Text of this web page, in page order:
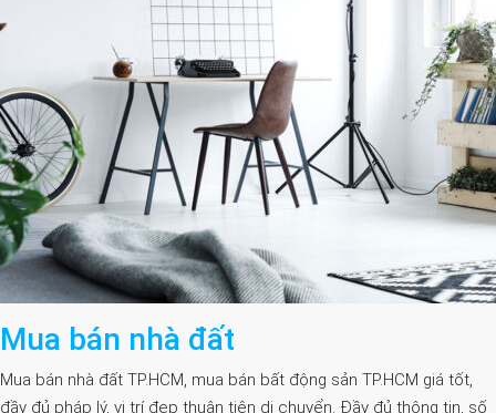
Mua bán nhà đất
Mua bán nhà đất TP.HCM, mua bán bất động sản TP.HCM giá tốt,
đầy đủ pháp lý, vị trí đẹp thuận tiện di chuyển. Đầy đủ thông tin, số